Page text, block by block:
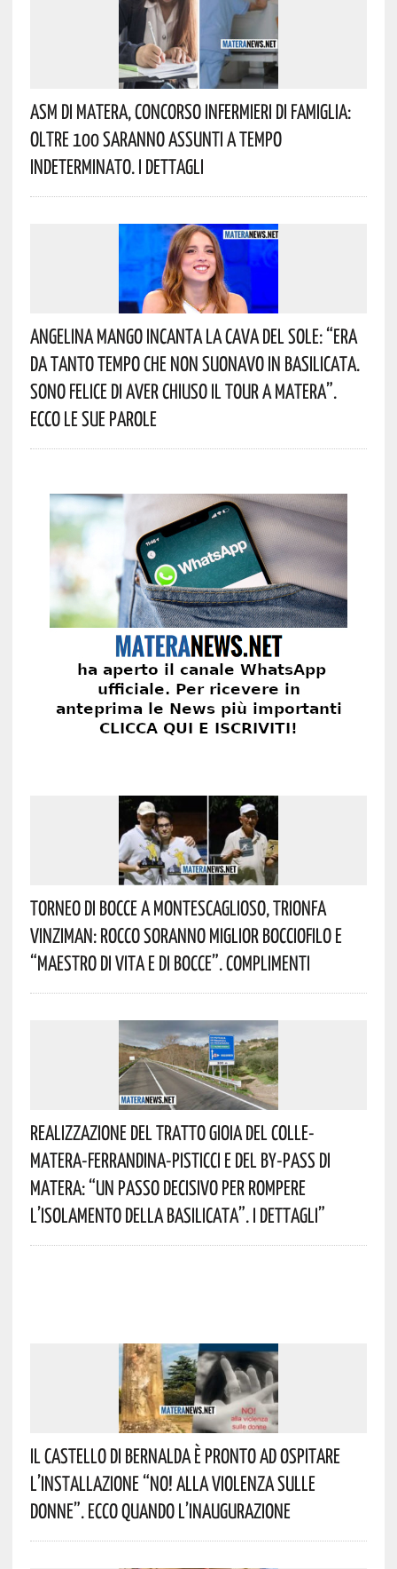
Asm Di Matera, Concorso Infermieri Di Famiglia:
Oltre 100 Saranno Assunti A Tempo
Indeterminato. I Dettagli
Angelina Mango Incanta La Cava Del Sole: “era
Da Tanto Tempo Che Non Suonavo In Basilicata.
Sono Felice Di Aver Chiuso Il Tour A Matera”.
Ecco Le Sue Parole
Torneo Di Bocce A Montescaglioso, Trionfa
Vinziman: Rocco Soranno Miglior Bocciofilo E
“Maestro Di Vita E Di Bocce”. Complimenti
Realizzazione Del Tratto Gioia Del Colle-
Matera-Ferrandina-Pisticci E Del By-Pass Di
Matera: “Un Passo Decisivo Per Rompere
L’isolamento Della Basilicata”. I Dettagli”
Il Castello Di Bernalda È Pronto Ad Ospitare
L’installazione “NO! Alla Violenza Sulle
Donne”. Ecco Quando L’inaugurazione